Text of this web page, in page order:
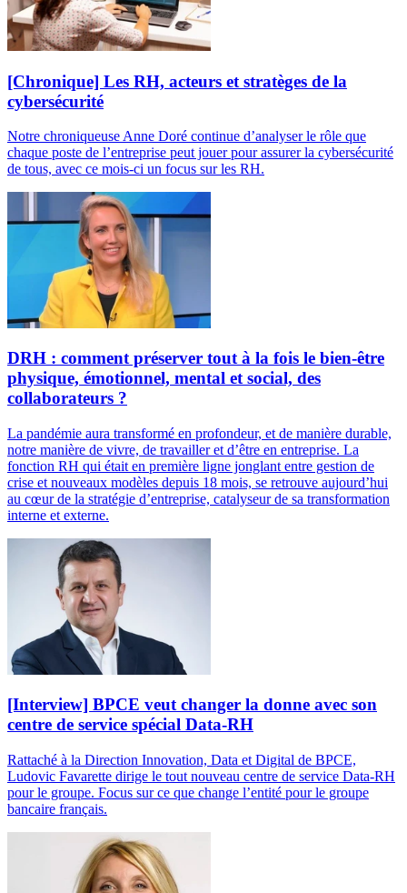
[Chronique] Les RH, acteurs et stratèges de la
cybersécurité
Notre chroniqueuse Anne Doré continue d’analyser le rôle que
chaque poste de l’entreprise peut jouer pour assurer la cybersécurité
de tous, avec ce mois-ci un focus sur les RH.
DRH : comment préserver tout à la fois le bien-être
physique, émotionnel, mental et social, des
collaborateurs ?
La pandémie aura transformé en profondeur, et de manière durable,
notre manière de vivre, de travailler et d’être en entreprise. La
fonction RH qui était en première ligne jonglant entre gestion de
crise et nouveaux modèles depuis 18 mois, se retrouve aujourd’hui
au cœur de la stratégie d’entreprise, catalyseur de sa transformation
interne et externe.
[Interview] BPCE veut changer la donne avec son
centre de service spécial Data-RH
Rattaché à la Direction Innovation, Data et Digital de BPCE,
Ludovic Favarette dirige le tout nouveau centre de service Data-RH
pour le groupe. Focus sur ce que change l’entité pour le groupe
bancaire français.